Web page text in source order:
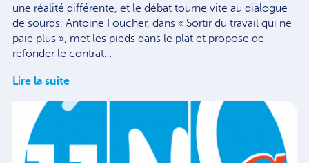
une réalité différente, et le débat tourne vite au dialogue
de sourds. Antoine Foucher, dans « Sortir du travail qui ne
paie plus », met les pieds dans le plat et propose de
refonder le contrat…
Lire la suite